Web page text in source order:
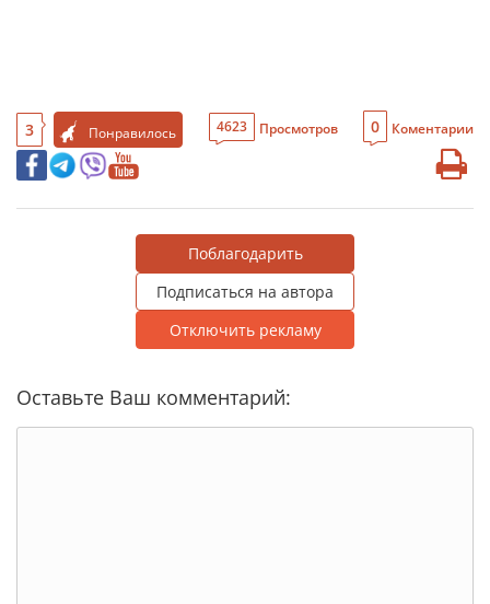
3 Понравилось 4623 Просмотров 0 Коментарии
Поблагодарить
Подписаться на автора
Отключить рекламу
Оставьте Ваш комментарий: